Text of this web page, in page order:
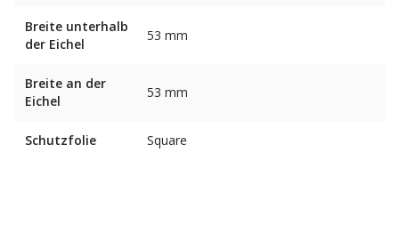
Breite unterhalb
der Eichel
53 mm
Breite an der
Eichel
53 mm
Schutzfolie Square